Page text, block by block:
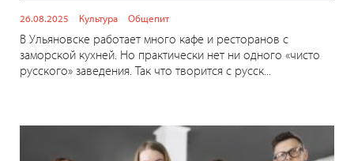
26.08.2025 Культура Общепит
В Ульяновске работает много кафе и ресторанов с
заморской кухней. Но практически нет ни одного «чисто
русского» заведения. Так что творится с русск...